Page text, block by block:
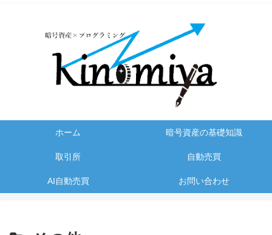
ホーム 暗号資産の基礎知識
取引所 自動売買
AI自動売買 お問い合わせ